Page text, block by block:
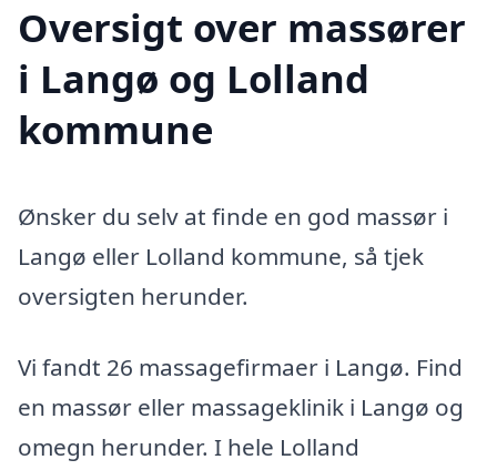
Oversigt over massører
i Langø og Lolland
kommune
Ønsker du selv at finde en god massør i
Langø eller Lolland kommune, så tjek
oversigten herunder.
Vi fandt 26 massagefirmaer i Langø. Find
en massør eller massageklinik i Langø og
omegn herunder. I hele Lolland